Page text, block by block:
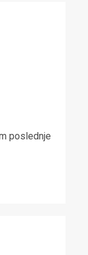
poslednje